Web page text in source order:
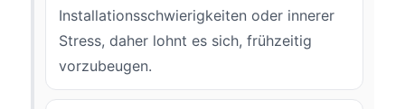
Installationsschwierigkeiten oder innerer
Stress, daher lohnt es sich, frühzeitig
vorzubeugen.